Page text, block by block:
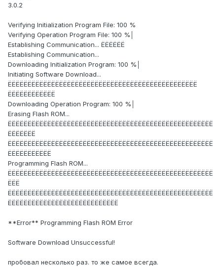
3.0.2
Verifying Initialization Program File: 100 %
Verifying Operation Program File: 100 %│
Establishing Communication... ЁЁЁЁЁЁ
Establishing Communication...
Downloading Initialization Program: 100 %│
Initiating Software Download...
ЁЁЁЁЁЁЁЁЁЁЁЁЁЁЁЁЁЁЁЁЁЁЁЁЁЁЁЁЁЁЁЁЁЁЁЁЁЁЁЁЁЁЁЁЁЁЁЁ
ЁЁЁЁЁЁЁЁЁЁЁЁ
Downloading Operation Program: 100 %│
Erasing Flash ROM...
ЁЁЁЁЁЁЁЁЁЁЁЁЁЁЁЁЁЁЁЁЁЁЁЁЁЁЁЁЁЁЁЁЁЁЁЁЁЁЁЁЁЁЁЁЁЁЁЁЁЁЁЁ
ЁЁЁЁЁЁЁ
ЁЁЁЁЁЁЁЁЁЁЁЁЁЁЁЁЁЁЁЁЁЁЁЁЁЁЁЁЁЁЁЁЁЁЁЁЁЁЁЁЁЁЁЁЁЁЁЁЁЁЁЁ
ЁЁЁЁЁЁЁЁЁЁЁ
Programming Flash ROM...
ЁЁЁЁЁЁЁЁЁЁЁЁЁЁЁЁЁЁЁЁЁЁЁЁЁЁЁЁЁЁЁЁЁЁЁЁЁЁЁЁЁЁЁЁЁЁЁЁЁЁЁЁ
ЁЁЁ
ЁЁЁЁЁЁЁЁЁЁЁЁЁЁЁЁЁЁЁЁЁЁЁЁЁЁЁЁЁЁЁЁЁЁЁЁЁЁЁЁЁЁЁЁЁЁЁЁЁЁЁЁ
ЁЁЁЁЁЁЁЁЁЁЁЁЁЁЁЁЁЁЁЁЁЁЁЁЁЁЁЁ
**Error** Programming Flash ROM Error
Software Download Unsuccessful!
пробовал несколько раз. то же самое всегда.